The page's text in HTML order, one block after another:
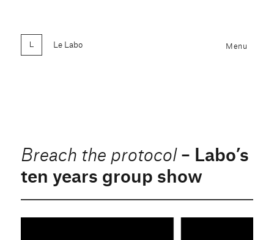
Le Labo Menu
Breach the protocol– Labo’s
ten years group show